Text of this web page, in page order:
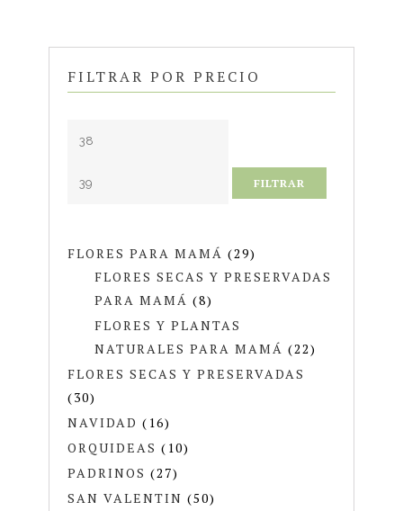
FILTRAR POR PRECIO
FILTRAR
FLORES PARA MAMÁ (29)
FLORES SECAS Y PRESERVADAS
PARA MAMÁ (8)
FLORES Y PLANTAS
NATURALES PARA MAMÁ (22)
FLORES SECAS Y PRESERVADAS
(30)
NAVIDAD (16)
ORQUIDEAS (10)
PADRINOS (27)
SAN VALENTIN (50)